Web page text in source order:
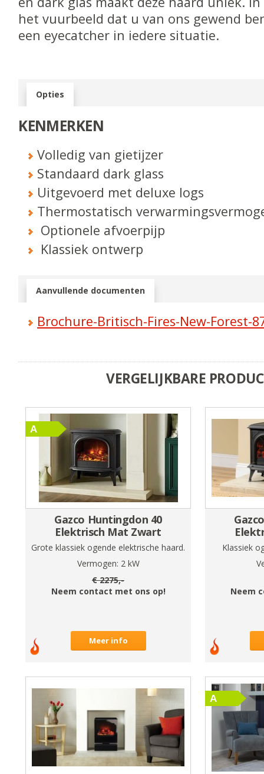
het vuurbeeld dat u van ons gewend
een eyecatcher in iedere situatie.
Opties
KENMERKEN
Volledig van gietijzer
Standaard dark glass
Uitgevoerd met deluxe logs
Thermostatisch
Optionele afvoerpijp
Klassiek ontwerp
Aanvullende documenten
Brochure-Britisch-Fires-New-Forest-
VERGELIJKBARE
Gazco Huntingdon 40
Elektrisch Mat Zwart
Grote klassiek ogende elektrische haard.
Vermogen: 2kW
€2275,-
Neem contact met ons op!
Meer info
Klassiek
Neem